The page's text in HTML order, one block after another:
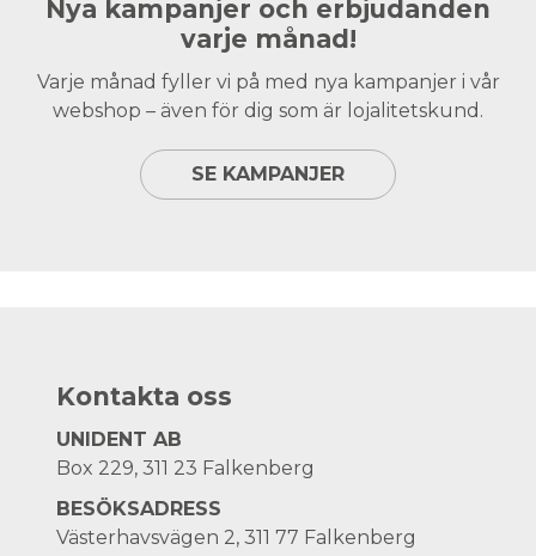
Nya kampanjer och erbjudanden
varje månad!
Varje månad fyller vi på med nya kampanjer i vår
webshop – även för dig som är lojalitetskund.
SE KAMPANJER
Kontakta oss
UNIDENT AB
Box 229, 311 23 Falkenberg
BESÖKSADRESS
Västerhavsvägen 2, 311 77 Falkenberg